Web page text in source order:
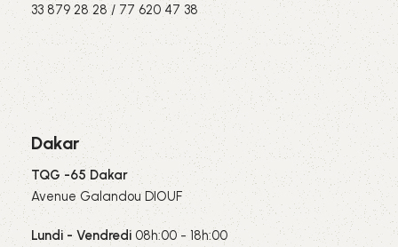
33 879 28 28 / 77 620 47 38
Dakar
TQG -65 Dakar
Avenue Galandou DIOUF
Lundi - Vendredi 08h:00 - 18h:00